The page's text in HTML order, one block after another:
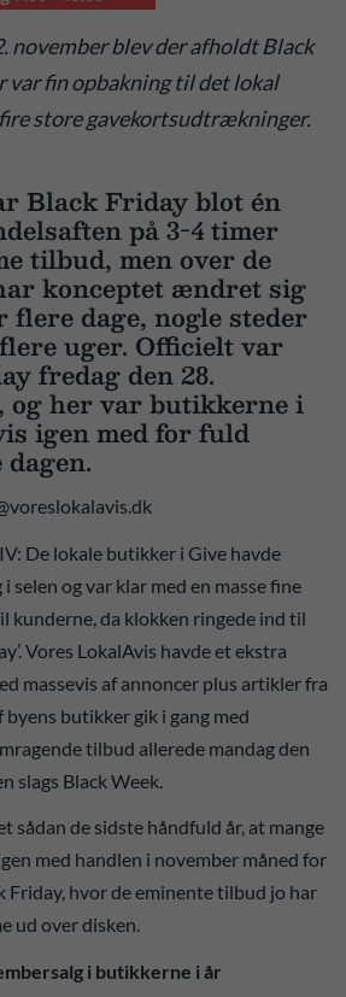
november blev der afholdt Black
var fin opbakning til det lokal
store gavekortsudtrækninger.
Black Friday blot én
på 3-4 timer
tilbud, men over de
konceptet ændret sig
dage, nogle steder
uger. Officielt var
fredag den 28.
og her var butikkerne i
igen med for fuld
De lokale butikker i Give havde
selen og var klar med en masse fine
kunderne, da klokken ringede ind til
Vores LokalAvis havde et ekstra
massevis af annoncer plus artikler fra
butikker gik i gang med
tilbud allerede mandag den
slags Black Week.
sådan de sidste håndfuld år, at mange
med handlen i november måned for
Friday, hvor de eminente tilbud jo har
ud over disken.
i butikkerne i år